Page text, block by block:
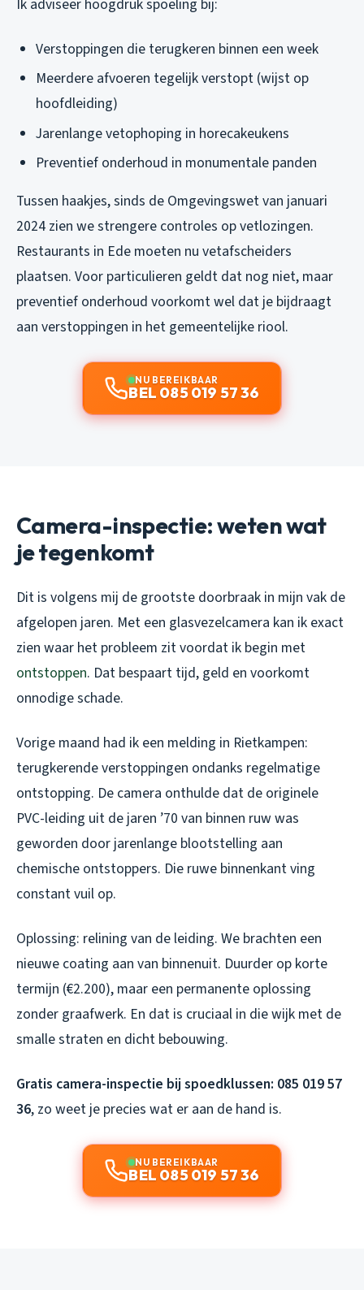
Ik adviseer hoogdruk spoeling bij:
Verstoppingen die terugkeren binnen een week
Meerdere afvoeren tegelijk verstopt (wijst op
hoofdleiding)
Jarenlange vetophoping in horecakeukens
Preventief onderhoud in monumentale panden
Tussen haakjes, sinds de Omgevingswet van januari
2024 zien we strengere controles op vetlozingen.
Restaurants in Ede moeten nu vetafscheiders
plaatsen. Voor particulieren geldt dat nog niet, maar
preventief onderhoud voorkomt wel dat je bijdraagt
aan verstoppingen in het gemeentelijke riool.
NU BEREIKBAAR
BEL 085 019 57 36
Camera-inspectie: weten wat
je tegenkomt
Dit is volgens mij de grootste doorbraak in mijn vak de
afgelopen jaren. Met een glasvezelcamera kan ik exact
zien waar het probleem zit voordat ik begin met
ontstoppen. Dat bespaart tijd, geld en voorkomt
onnodige schade.
Vorige maand had ik een melding in Rietkampen:
terugkerende verstoppingen ondanks regelmatige
ontstopping. De camera onthulde dat de originele
PVC-leiding uit de jaren ’70 van binnen ruw was
geworden door jarenlange blootstelling aan
chemische ontstoppers. Die ruwe binnenkant ving
constant vuil op.
Oplossing: relining van de leiding. We brachten een
nieuwe coating aan van binnenuit. Duurder op korte
termijn (€2.200), maar een permanente oplossing
zonder graafwerk. En dat is cruciaal in die wijk met de
smalle straten en dicht bebouwing.
Gratis camera-inspectie bij spoedklussen: 085 019 57
36, zo weet je precies wat er aan de hand is.
NU BEREIKBAAR
BEL 085 019 57 36